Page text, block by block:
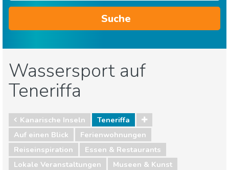
Suche
Wassersport auf
Teneriffa
Kanarische Inseln
Teneriffa
Auf einen Blick
Ferienwohnungen
Reiseinspiration
Essen & Restaurants
Lokale Veranstaltungen
Museen & Kunst